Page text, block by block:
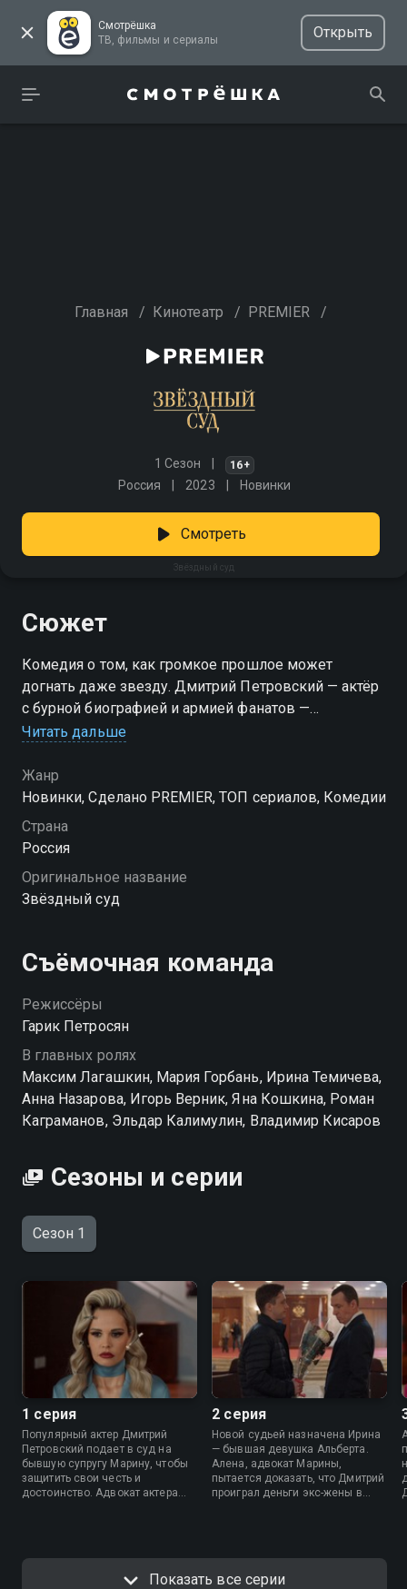
Смотрёшка
ТВ, фильмы и сериалы
Открыть
Главная / Кинотеатр / PREMIER /
1 Сезон 16+
Россия 2023 Новинки
Звёздный суд
Смотреть
Сюжет
Комедия о том, как громкое прошлое может
догнать даже звезду. Дмитрий Петровский — актёр
с бурной биографией и армией фанатов —
оказывается в центре судебного разбирательства с
абьюзе. Ему нужно не только подготовиться к
процессу, но и пересмотреть своё поведение. Пока
журналисты роются в скандальных подробностях,
Петровский пытается сохранить лицо, восстановить
лучше. «Звёздный суд» — смотрите онлайн в
хорошем качестве.
Читать дальше
Жанр
Новинки, Сделано PREMIER, ТОП сериалов, Комедии
Страна
Россия
Оригинальное название
Звёздный суд
Съёмочная команда
Режиссёры
Гарик Петросян
В главных ролях
Максим Лагашкин, Мария Горбань, Ирина Темичева,
Анна Назарова, Игорь Верник, Яна Кошкина, Роман
Каграманов, Эльдар Калимулин, Владимир Кисаров
Сезоны и серии
Сезон 1
1 серия
Популярный актер Дмитрий
Петровский подает в суд на
бывшую супругу Марину, чтобы
защитить свои честь и
достоинство. Адвокат актера
неадекватном состоянии.
2 серия
Новой судьей назначена Ирина
— бывшая девушка Альберта.
Алена, адвокат Марины,
пытается доказать, что Дмитрий
проиграл деньги экс-жены в
Показать все серии